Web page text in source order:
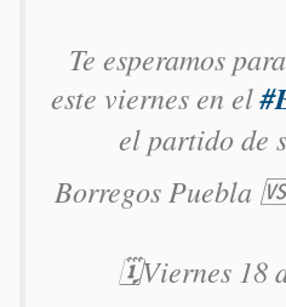
Te esperamos
este viernes en el
el partido de
Borregos Puebla
🗓️Viernes 18